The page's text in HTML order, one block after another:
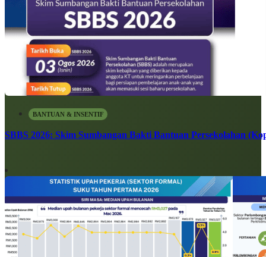
BANTUAN & INSENTIF
SBBS 2026: Skim Sumbangan Bakti Bantuan Persekolahan